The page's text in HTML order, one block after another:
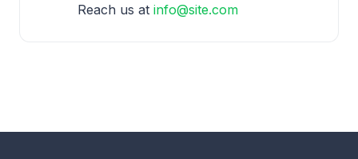
Reach us at info@site.com